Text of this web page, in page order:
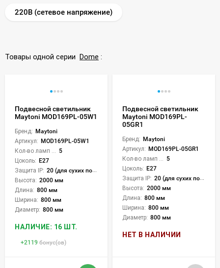
220В (сетевое напряжение)
Товары одной серии Dome :
Подвесной светильник
Maytoni MOD169PL-05W1
Бренд: Maytoni
Артикул: MOD169PL-05W1
5
Цоколь: E27
Защита IP: 20 (для сухих пом.)
Высота: 2000 мм
Длина: 800 мм
Ширина: 800 мм
Диаметр: 800 мм
НАЛИЧИЕ: 16 ШТ.
+2119 бонус(ов)
Подвесной светильник
Maytoni MOD169PL-
05GR1
Бренд: Maytoni
Артикул: MOD169PL-05GR1
5
Цоколь: E27
Защита IP: 20 (для сухих пом.)
Высота: 2000 мм
Длина: 800 мм
Ширина: 800 мм
Диаметр: 800 мм
НЕТ В НАЛИЧИИ